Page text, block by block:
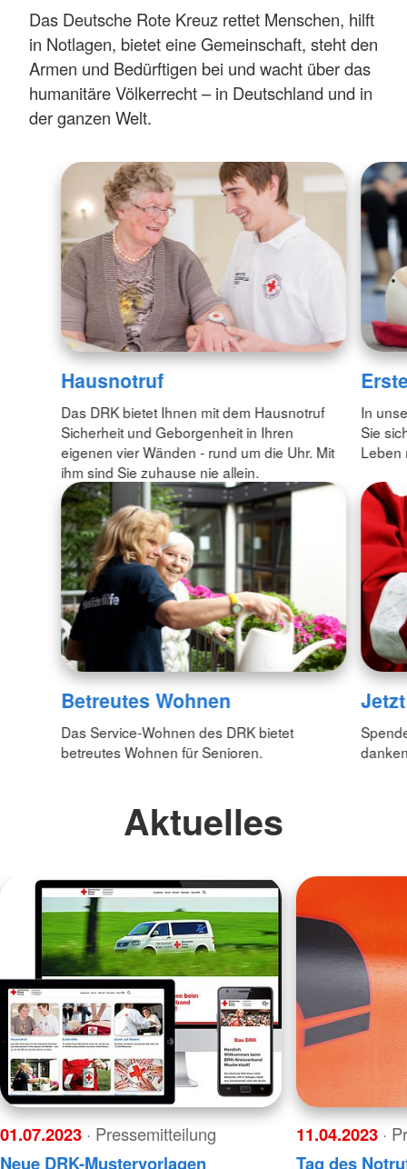
Das Deutsche Rote Kreuz rettet Menschen, hilft
in Notlagen, bietet eine Gemeinschaft, steht den
Armen und Bedürftigen bei und wacht über das
humanitäre Völkerrecht – in Deutschland und in
der ganzen Welt.
Hausnotruf
Das DRK bietet Ihnen mit dem Hausnotruf
Sicherheit und Geborgenheit in Ihren
eigenen vier Wänden - rund um die Uhr. Mit
ihm sind Sie zuhause nie allein.
In
Sie
Leben
Betreutes Wohnen
Das Service-Wohnen des DRK bietet
betreutes Wohnen für Senioren.
Aktuelles
01.07.2023 · Pressemitteilung
Neue DRK-Mustervorlagen
11.04.2023 ·
Tag des